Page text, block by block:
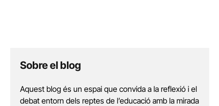
Sobre el blog
Aquest blog és un espai que convida a la reflexió i el
debat entorn dels reptes de l’educació amb la mirada